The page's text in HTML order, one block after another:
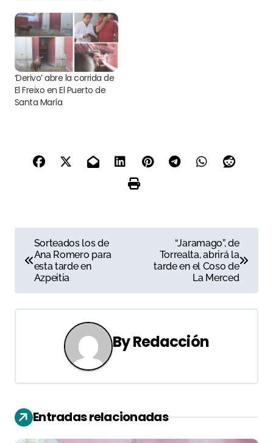
enchiquerados
‘Derivo’ abre la corrida de
El Freixo en El Puerto de
Santa María
a
v
e
c
i
Sorteados los de
Ana Romero para
esta tarde en
Azpeitia
“Jaramago”, de
Torrealta, abrirá la
tarde en el Coso de
La Merced
ByRedacción
Entradas relacionadas